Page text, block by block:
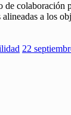
de colaboración
a los
22